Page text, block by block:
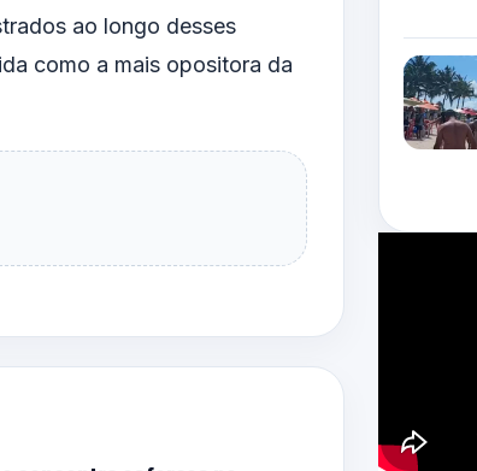
ao longo desses
como a mais opositora da